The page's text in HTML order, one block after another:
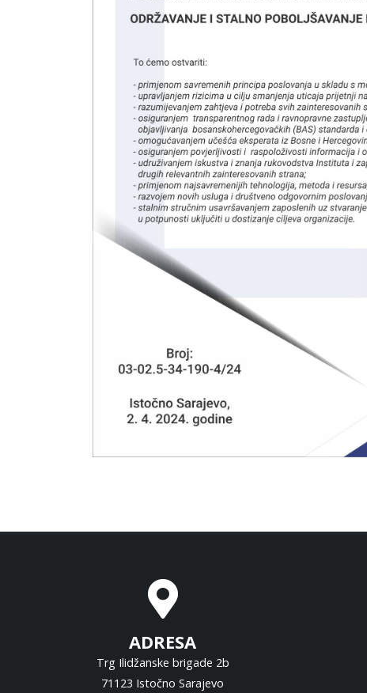
ADRESA
Trg Ilidžanske brigade 2b
71123 Istočno Sarajevo